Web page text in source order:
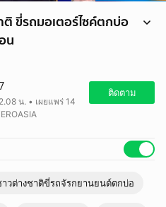
ขี่รถมอเตอร์ไซค์ตกบ่อ
น
น. • เผยแพร่ 14
ติดตาม
วต่างชาติขี่รถจัรกยานยนต์ตกบ่อ